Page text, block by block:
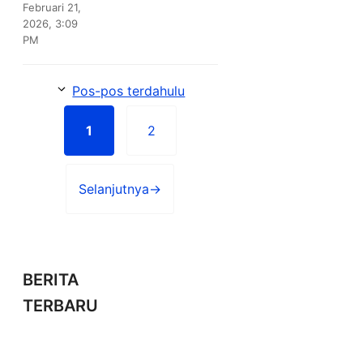
Februari 21,
2026, 3:09
PM
Pos-pos terdahulu
Halaman
1
Halaman
2
Selanjutnya→
BERITA
TERBARU